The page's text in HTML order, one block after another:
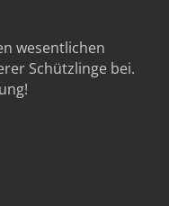
wesentlichen
Schützlinge bei.